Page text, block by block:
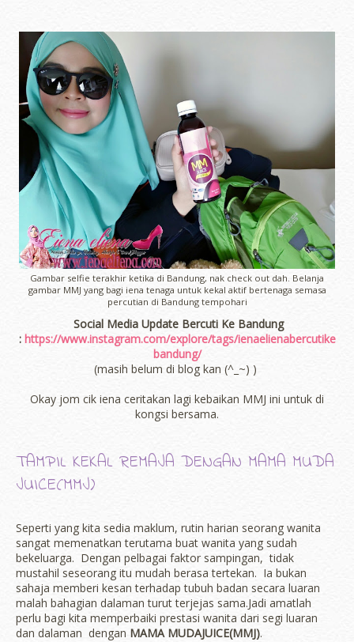
Gambar selfie terakhir ketika di Bandung, nak check out dah. Belanja
gambar MMJ yang bagi iena tenaga untuk kekal aktif bertenaga semasa
percutian di Bandung tempohari
Social Media Update Bercuti Ke Bandung
: https://www.instagram.com/explore/tags/ienaelienabercutike
bandung/
(masih belum di blog kan (^_~) )
Okay jom cik iena ceritakan lagi kebaikan MMJ ini untuk di
kongsi bersama.
TAMPIL KEKAL REMAJA DENGAN MAMA MUDA
JUICE(MMJ)
Seperti yang kita sedia maklum, rutin harian seorang wanita
sangat memenatkan terutama buat wanita yang sudah
bekeluarga. Dengan pelbagai faktor sampingan, tidak
mustahil seseorang itu mudah berasa tertekan. Ia bukan
sahaja memberi kesan terhadap tubuh badan secara luaran
malah bahagian dalaman turut terjejas sama.Jadi amatlah
perlu bagi kita memperbaiki prestasi wanita dari segi luaran
dan dalaman dengan MAMA MUDAJUICE(MMJ).